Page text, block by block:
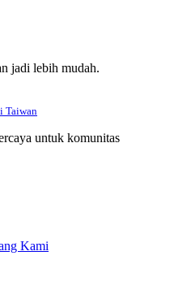
jadi lebih mudah.
Taiwan
untuk komunitas
Kami